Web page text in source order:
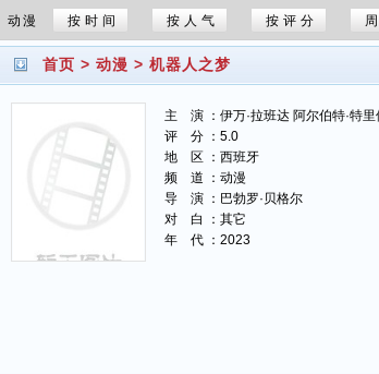
剧
动漫 按时间 按人气 按评分
首页 > 动漫 > 机器人之梦
主 演 ：伊万·拉班达 阿尔伯特·特里
评 分 ：5.0
地 区 ：西班牙
频 道 ：动漫
导 演 ：巴勃罗·贝格尔
对 白 ：其它
年 代 ：2023